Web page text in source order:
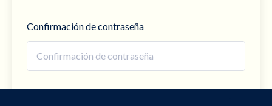
Confirmación de contraseña